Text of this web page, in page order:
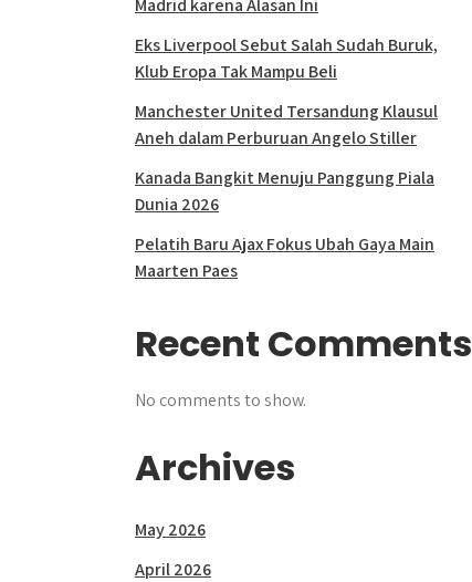
Madrid karena Alasan Ini
Eks Liverpool Sebut Salah Sudah Buruk,
Klub Eropa Tak Mampu Beli
Manchester United Tersandung Klausul
Aneh dalam Perburuan Angelo Stiller
Kanada Bangkit Menuju Panggung Piala
Dunia 2026
Pelatih Baru Ajax Fokus Ubah Gaya Main
Maarten Paes
Recent Comments
No comments to show.
Archives
May 2026
April 2026